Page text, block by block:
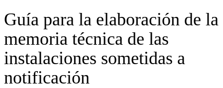
Guía para la elaboración de la
memoria técnica de las
instalaciones sometidas a
notificación